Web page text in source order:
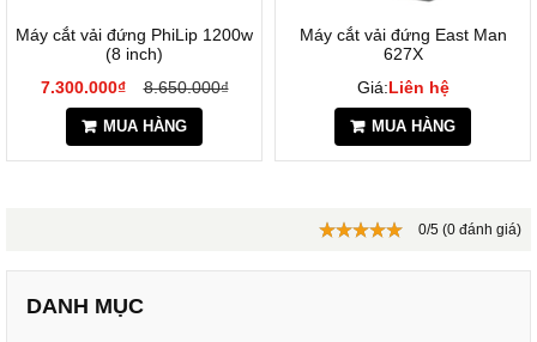
Máy cắt vải đứng PhiLip 1200w
(8 inch)
7.300.000₫
8.650.000₫
MUA HÀNG
Máy cắt vải đứng East Man
627X
Giá:Liên hệ
MUA HÀNG
0/5 (0 đánh giá)
DANH MỤC